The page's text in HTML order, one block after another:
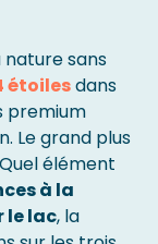
nature sans
étoilesdans
premium
Le grand plus
élément
à la
le lac, la